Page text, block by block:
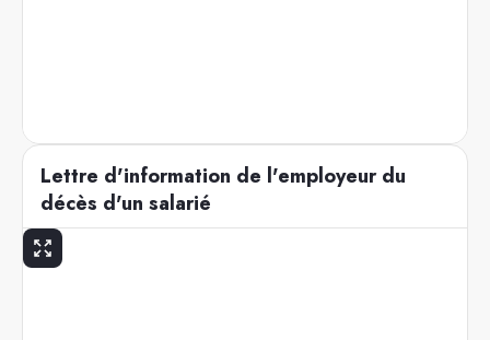
Lettre d'information de l'employeur du
décès d'un salarié